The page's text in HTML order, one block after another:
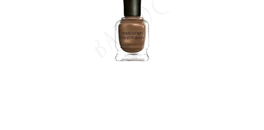
Balmain Texturizing Volume Spray 200ml